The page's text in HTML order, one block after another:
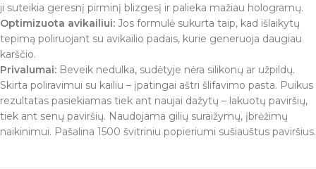
ji suteikia geresnį pirminį blizgesį ir palieka mažiau hologramų.
Optimizuota avikailiui: Jos formulė sukurta taip, kad išlaikytų
tepimą poliruojant su avikailio padais, kurie generuoja daugiau
karščio.
Privalumai: Beveik nedulka, sudėtyje nėra silikonų ar užpildų.
Skirta poliravimui su kailiu – įpatingai aštri šlifavimo pasta. Puikus
rezultatas pasiekiamas tiek ant naujai dažytų – lakuotų paviršių,
tiek ant senų paviršių. Naudojama gilių suraižymų, įbrėžimų
naikinimui. Pašalina 1500 švitriniu popieriumi sušiauštus paviršius.